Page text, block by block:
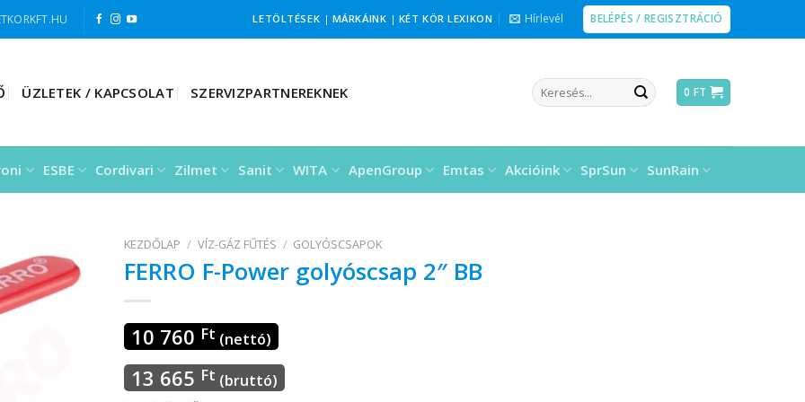
LETÖLTÉSEK | MÁRKÁINK | KÉT KÖR LEXIKON Hírlevél BELÉPÉS / REGISZTRÁCIÓ
ÜZLETEK / KAPCSOLAT SZERVIZPARTNEREKNEK
Keresés
a
0 FT
ESBE Cordivari Zilmet Sanit WITA ApenGroup Emtas Akcióink SprSun SunRain
KEZDŐLAP / VÍZ-GÁZ FŰTÉS / GOLYÓSCSAPOK
FERRO F-Power golyóscsap 2″ BB
10 760 Ft (nettó)
13 665 Ft (bruttó)